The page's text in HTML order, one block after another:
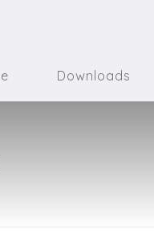
Downloads